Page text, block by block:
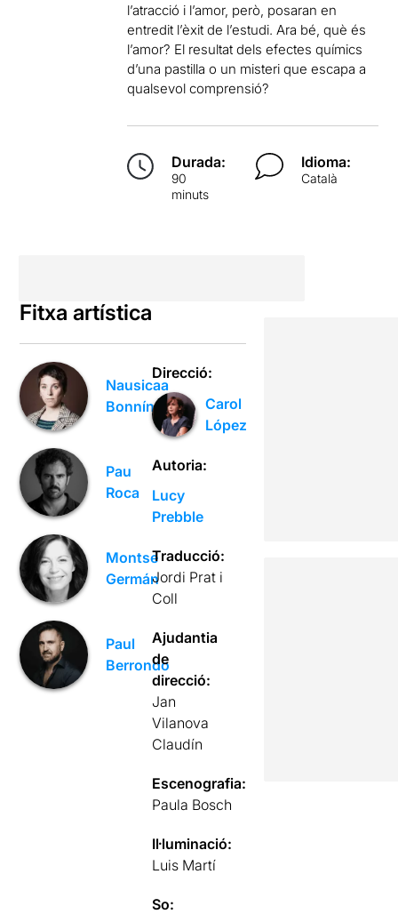
l’atracció i l’amor, però, posaran en
entredit l’èxit de l’estudi. Ara bé, què és
l’amor? El resultat dels efectes químics
d’una pastilla o un misteri que escapa a
qualsevol comprensió?
Durada:
90
minuts
Idioma:
Català
Fitxa artística
Nausicaa
Bonnín
Pau
Roca
Montse
Germán
Paul
Berrondo
Direcció:
Carol
López
Autoria:
Lucy
Prebble
Traducció:
Jordi Prat i
Coll
Ajudantia
de
direcció:
Jan
Vilanova
Claudín
Escenografia:
Paula Bosch
Il·luminació:
Luis Martí
So: